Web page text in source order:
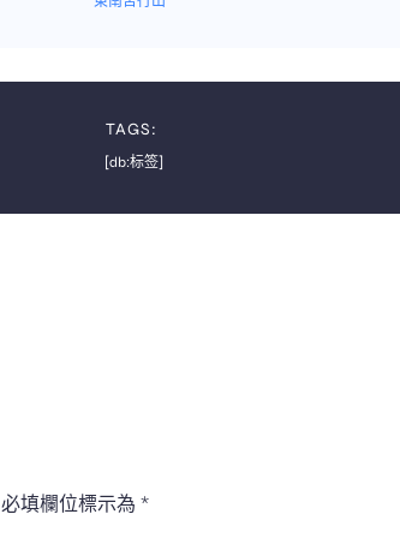
TAGS:
[db:标签]
必填欄位標示為 *